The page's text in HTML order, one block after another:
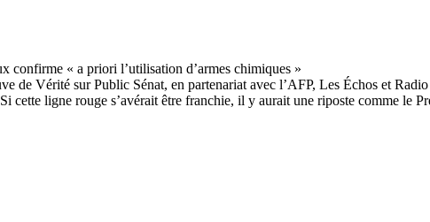
de Vérité sur Public Sénat, en partenariat avec l’AFP, Les Échos et
cette ligne rouge s’avérait être franchie, il y aurait une riposte comme le